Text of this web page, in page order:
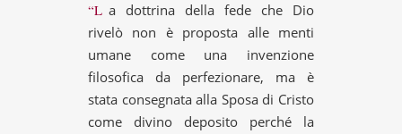
“La dottrina della fede che Dio
rivelò non è proposta alle menti
umane come una invenzione
filosofica da perfezionare, ma è
stata consegnata alla Sposa di Cristo
come divino deposito perché la